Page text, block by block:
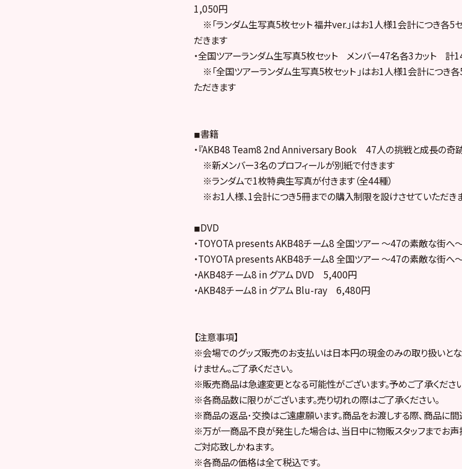
1,050円
※「ランダム生写真5枚セット 福井ver.」はお1人様1会計につき各5
だきます
・全国ツアーランダム生写真5枚セット メンバー47名各3カット 計
※「全国ツアーランダム生写真5枚セット 」はお1人様1会計につき
ただきます
◾︎書籍
・『AKB48 Team8 2nd Anniversary Book 47人の挑戦と成長の
※新メンバー3名のプロフィールが別紙で付きます
※ランダムで1枚特典生写真が付きます（全44種）
※お1人様、1会計につき5冊までの購入制限を設けさせていただき
◾︎DVD
・TOYOTA presents AKB48チーム8 全国ツアー ～47の素敵な街
・TOYOTA presents AKB48チーム8 全国ツアー ～47の素敵な街
・AKB48チーム8 in グアム DVD 5,400円
・AKB48チーム8 in グアム Blu-ray 6,480円
【注意事項】
※会場でのグッズ販売のお支払いは日本円の現金のみの取り扱いとな
けません。ご了承ください。
※販売商品は急遽変更となる可能性がございます。予めご了承ください
※各商品数に限りがございます。売り切れの際はご了承ください。
※商品の返品･交換はご遠慮願います。商品をお渡しする際､商品に間
※万が一商品不良が発生した場合は､当日中に物販スタッフまでお声
ご対応致しかねます。
※各商品の価格は全て税込です。